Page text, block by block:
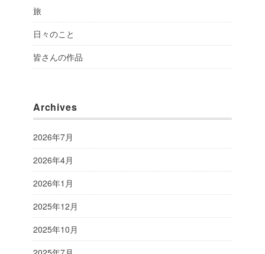
旅
日々のこと
皆さんの作品
Archives
2026年7月
2026年4月
2026年1月
2025年12月
2025年10月